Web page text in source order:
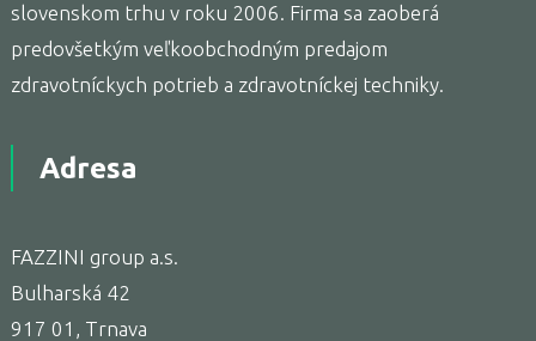
slovenskom trhu v roku 2006. Firma sa zaoberá
predovšetkým veľkoobchodným predajom
zdravotníckych potrieb a zdravotníckej techniky.
Adresa
FAZZINI group a.s.
Bulharská 42
917 01, Trnava